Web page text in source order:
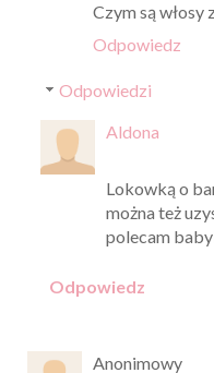
Czym są włosy
Odpowiedz
Odpowiedzi
Aldona
Lokowką o
można też
polecam
Odpowiedz
Anonimowy